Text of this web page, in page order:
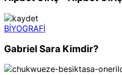
BİYOGRAFİ
Gabriel Sara Kimdir?